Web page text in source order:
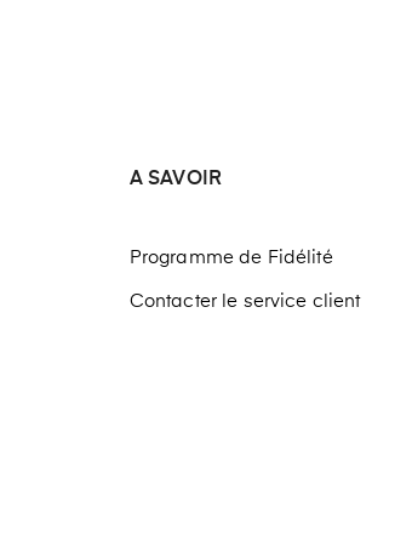
A SAVOIR
Programme de Fidélité
Contacter le service client